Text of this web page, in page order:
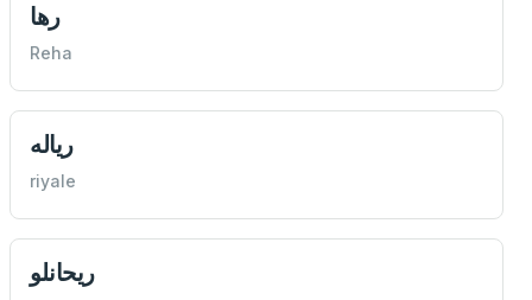
رها
Reha
رياله
riyale
ريحانلو